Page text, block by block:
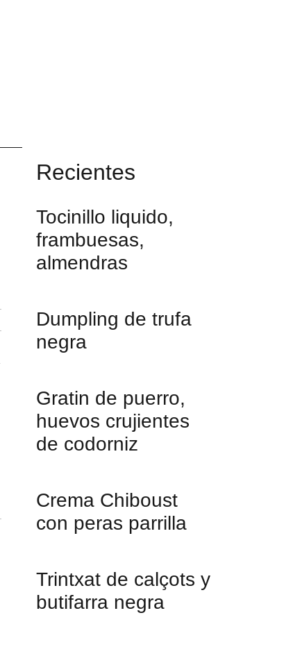
Recientes
Tocinillo liquido,
frambuesas,
almendras
Dumpling de trufa
negra
Gratin de puerro,
huevos crujientes
de codorniz
Crema Chiboust
con peras parrilla
Trintxat de calçots y
butifarra negra